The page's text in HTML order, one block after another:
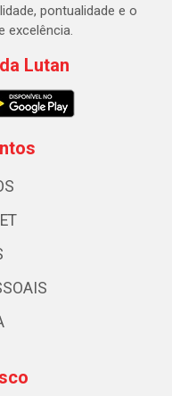
pontualidade e o
excelência.
Lutan